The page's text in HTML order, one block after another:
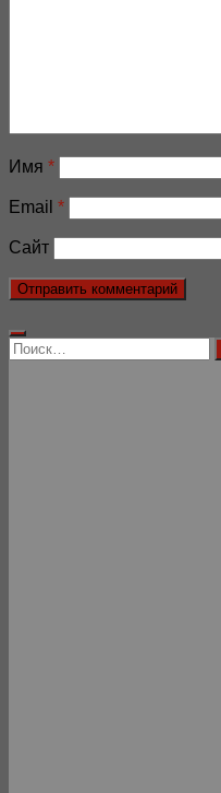
Имя *
Email *
Сайт
Найти: